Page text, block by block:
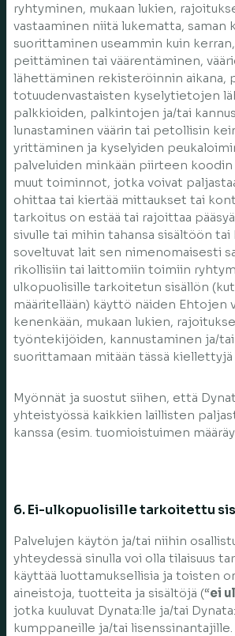
ryhtyminen, mukaan lukien,
vastaaminen niitä lukematta, saman
suorittaminen useammin kuin
peittäminen tai väärentäminen,
lähettäminen rekisteröinnin aikana,
totuudenvastaisten kyselytietojen
palkkioiden, palkintojen ja/tai
lunastaminen väärin tai petollisin
yrittäminen ja kyselyiden
palveluiden minkään piirteen
muut toiminnot, jotka voivat
ohittaa tai kiertää mittaukset tai
tarkoitus on estää tai rajoittaa
sivulle tai mihin tahansa sisältöön
soveltuvat lait sen nimenomaisesti
rikollisiin tai laittomiin toimiin
ulkopuolisille tarkoitetun sisällön
määritellään) käyttö näiden Ehtojen
kenenkään, mukaan lukien,
työntekijöiden, kannustaminen ja/
suorittamaan mitään tässä
Myönnät ja suostut siihen, että
yhteistyössä kaikkien laillisten
kanssa (esim. tuomioistuimen
6. Ei-ulkopuolisille tarkoitettu
Palvelujen käytön ja/tai niihin
yhteydessä sinulla voi olla tilaisuus
käyttää luottamuksellisia ja toisten
aineistoja, tuotteita ja sisältöjä (“ei
jotka kuuluvat Dynata:lle ja/tai
kumppaneille ja/tai